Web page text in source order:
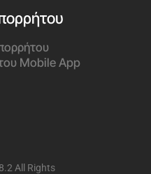
Mobile App
All Rights